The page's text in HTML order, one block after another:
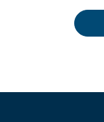
k
erk
et